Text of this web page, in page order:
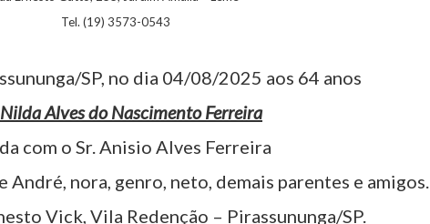
Tel. (19) 3573-0543
SP, no dia 04/08/2025 aos 64 anos
Alves do Nascimento Ferreira
com o Sr. Anisio Alves Ferreira
André, nora, genro, neto, demais parentes e amigos.
Vick, Vila Redenção – Pirassununga/SP.